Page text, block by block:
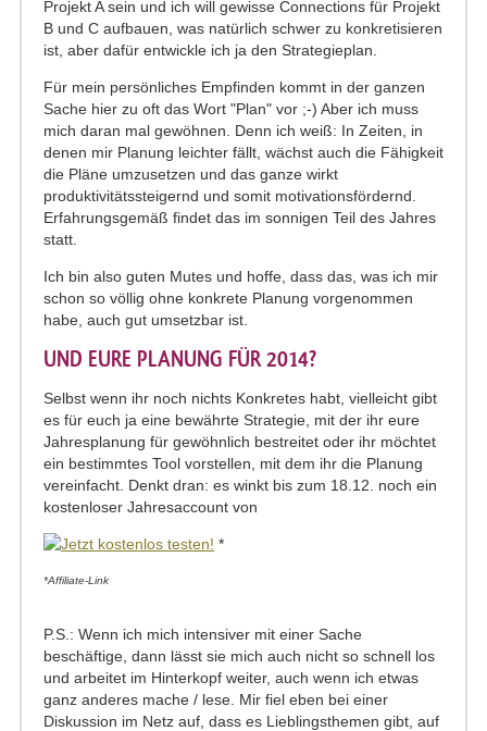
Projekt A sein und ich will gewisse Connections für Projekt
B und C aufbauen, was natürlich schwer zu konkretisieren
ist, aber dafür entwickle ich ja den Strategieplan.
Für mein persönliches Empfinden kommt in der ganzen
Sache hier zu oft das Wort "Plan" vor ;-) Aber ich muss
mich daran mal gewöhnen. Denn ich weiß: In Zeiten, in
denen mir Planung leichter fällt, wächst auch die Fähigkeit
die Pläne umzusetzen und das ganze wirkt
produktivitätssteigernd und somit motivationsfördernd.
Erfahrungsgemäß findet das im sonnigen Teil des Jahres
statt.
Ich bin also guten Mutes und hoffe, dass das, was ich mir
schon so völlig ohne konkrete Planung vorgenommen
habe, auch gut umsetzbar ist.
UND EURE PLANUNG FÜR 2014?
Selbst wenn ihr noch nichts Konkretes habt, vielleicht gibt
es für euch ja eine bewährte Strategie, mit der ihr eure
Jahresplanung für gewöhnlich bestreitet oder ihr möchtet
ein bestimmtes Tool vorstellen, mit dem ihr die Planung
vereinfacht. Denkt dran: es winkt bis zum 18.12. noch ein
kostenloser Jahresaccount von
*
*Affiliate-Link
P.S.: Wenn ich mich intensiver mit einer Sache
beschäftige, dann lässt sie mich auch nicht so schnell los
und arbeitet im Hinterkopf weiter, auch wenn ich etwas
ganz anderes mache / lese. Mir fiel eben bei einer
Diskussion im Netz auf, dass es Lieblingsthemen gibt, auf